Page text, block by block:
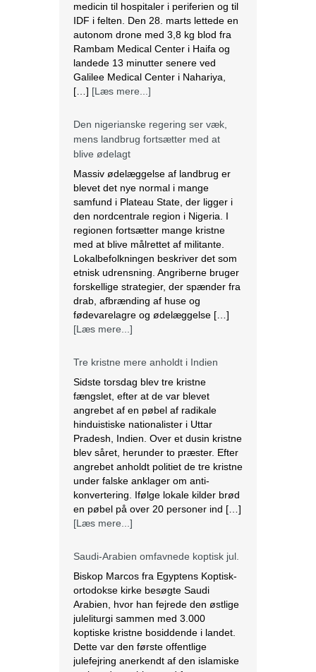
medicin til hospitaler i periferien og til
IDF i felten. Den 28. marts lettede en
autonom drone med 3,8 kg blod fra
Rambam Medical Center i Haifa og
landede 13 minutter senere ved
Galilee Medical Center i Nahariya,
[…] [Læs mere...]
Den nigerianske regering ser væk,
mens landbrug fortsætter med at
blive ødelagt
Massiv ødelæggelse af landbrug er
blevet det nye normal i mange
samfund i Plateau State, der ligger i
den nordcentrale region i Nigeria. I
regionen fortsætter mange kristne
med at blive målrettet af militante.
Lokalbefolkningen beskriver det som
etnisk udrensning. Angriberne bruger
forskellige strategier, der spænder fra
drab, afbrænding af huse og
fødevarelagre og ødelæggelse […]
[Læs mere...]
Tre kristne mere anholdt i Indien
Sidste torsdag blev tre kristne
fængslet, efter at de var blevet
angrebet af en pøbel af radikale
hinduistiske nationalister i Uttar
Pradesh, Indien. Over et dusin kristne
blev såret, herunder to præster. Efter
angrebet anholdt politiet de tre kristne
under falske anklager om anti-
konvertering. Ifølge lokale kilder brød
en pøbel på over 20 personer ind […]
[Læs mere...]
Saudi-Arabien omfavnede koptisk jul.
Biskop Marcos fra Egyptens Koptisk-
ortodokse kirke besøgte Saudi
Arabien, hvor han fejrede den østlige
juleliturgi sammen med 3.000
koptiske kristne bosiddende i landet.
Dette var den første offentlige
julefejring anerkendt af den islamiske